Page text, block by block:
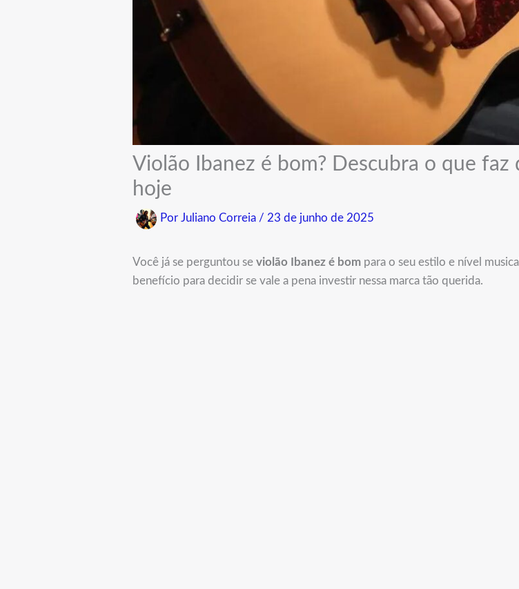
Violão Ibanez é bom? Descubra o que faz
hoje
Por Juliano Correia / 23 de junho de 2025
Você já se perguntou se violão Ibanez é bom para o seu estilo e nível
benefício para decidir se vale a pena investir nessa marca tão querida.